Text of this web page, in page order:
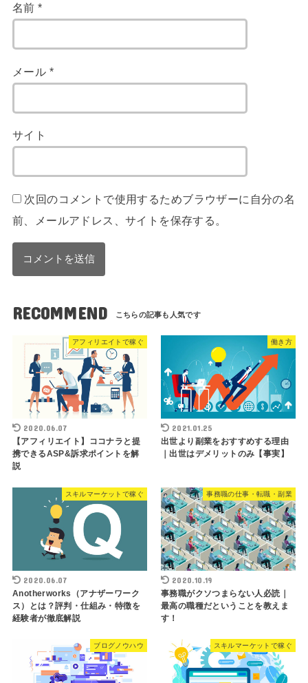
名前*
メール *
サイト
次回のコメントで使用するためブラウザーに自分の名
前、メールアドレス、サイトを保存する。
RECOMMEND
アフィリエイトで稼ぐ
2020.06.07
【アフィリエイト】ココナラと提
携できるASP&訴求ポイントを解
説
働き方
2021.01.25
出世より副業をおすすめする理由
｜出世はデメリットのみ【事実】
スキルマーケットで稼ぐ
2020.06.07
Anotherworks（アナザーワーク
ス）とは？評判・仕組み・特徴を
経験者が徹底解説
事務職の仕事・転職・副業
2020.10.19
事務職がクソつまらない人必読｜
最高の職種だということを教えま
す！
ブログノウハウ スキルマーケットで稼ぐ